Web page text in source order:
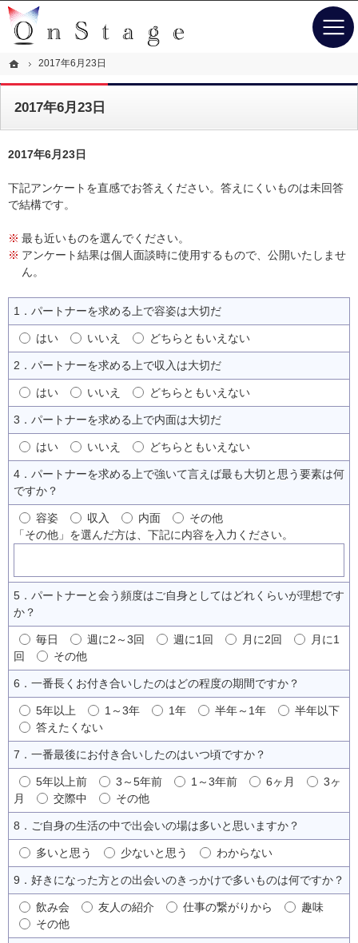
ホーム
2017年6月23日
2017年6月23日
専任コンシェルジュがサポート。東京・品川の結婚相談所なら当相談所へ。
東京・品川の結婚相談所なら幸せな人生を送るお手伝いするOn Stage（オンステージ）
2017年6月23日
下記アンケートを直感でお答えください。答えにくいものは未回答
で結構です。
最も近いものを選んでください。
アンケート結果は個人面談時に使用するもので、公開いたしませ
ん。
1．パートナーを求める上で容姿は大切だ
はい いいえ どちらともいえない
2．パートナーを求める上で収入は大切だ
はい いいえ どちらともいえない
3．パートナーを求める上で内面は大切だ
はい いいえ どちらともいえない
4．パートナーを求める上で強いて言えば最も大切と思う要素は何
ですか？
容姿 収入 内面
その他
「その他」を選んだ方は、下記に内容を入力ください。
5．パートナーと会う頻度はご自身としてはどれくらいが理想です
か？
毎日 週に2～3回 週に1回 月に2回
月に1
回
その他
6．一番長くお付き合いしたのはどの程度の期間ですか？
5年以上 1～3年 1年 半年～1年
半年以下
答えたくない
7．一番最後にお付き合いしたのはいつ頃ですか？
5年以上前 3～5年前 1～3年前 6ヶ月
3ヶ
月
交際中 その他
8．ご自身の生活の中で出会いの場は多いと思いますか？
多いと思う 少ないと思う わからない
9．好きになった方との出会いのきっかけで多いものは何ですか？
飲み会 友人の紹介 仕事の繋がりから
趣味
その他